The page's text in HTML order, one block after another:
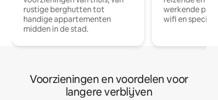
rustige berghutten tot
handige appartementen
midden in de stad.
werkende
wifi en
Voorzieningen en voordelen voor
langere verblijven